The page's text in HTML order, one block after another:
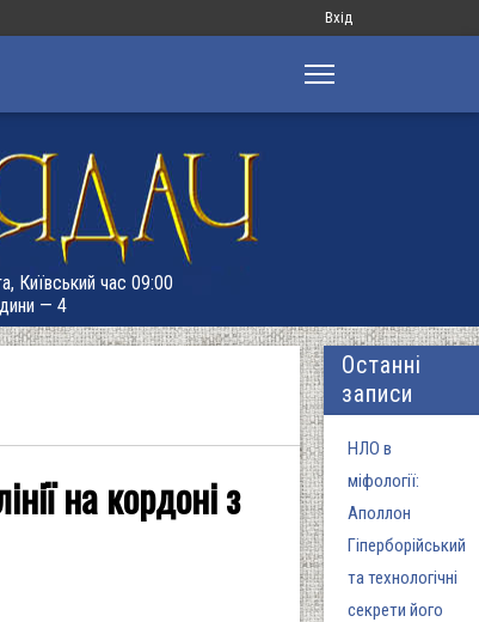
Меню
запису
Вхід
Київський час 09:00
— 4
на кордоні з
Останні
записи
НЛО в
міфології:
Аполлон
Гіперборійський
та технологічні
секрети його